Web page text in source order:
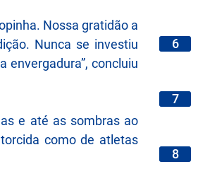
Nossa gratidão a
Nunca se investiu
concluiu
e até as sombras ao
como de atletas
6
7
8